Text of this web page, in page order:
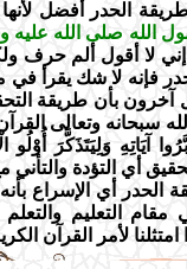
الحدر أفضل
الله صلى الله عليه
إني لا أقول ألم
فإنه لا شك يقرأ في
آخرون بأن طريقة
سبحانه وتعالى
آيَاتِهِ وَلِيَتَذَكَّرَ
أي التؤدة
الحدر أي الإسراع
التعليم والتعلم
امتثلنا لأمر القرآن